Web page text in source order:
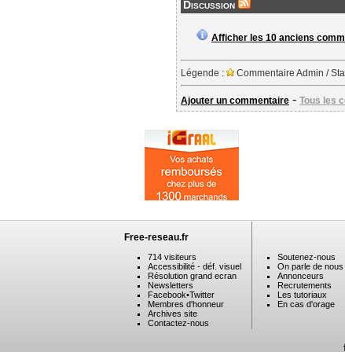
Discussion
Afficher les 10 anciens
Légende : Commentaire Admin /
Ajouter un commentaire - Tous les
Free-reseau.fr
714 visiteurs
Accessibilité - déf. visuel
Résolution grand ecran
Newsletters
Facebook•Twitter
Membres d'honneur
Archives site
Contactez-nous
Soutenez-nous
On parle de nous
Annonceurs
Recrutements
Les tutoriaux
En cas d'orage